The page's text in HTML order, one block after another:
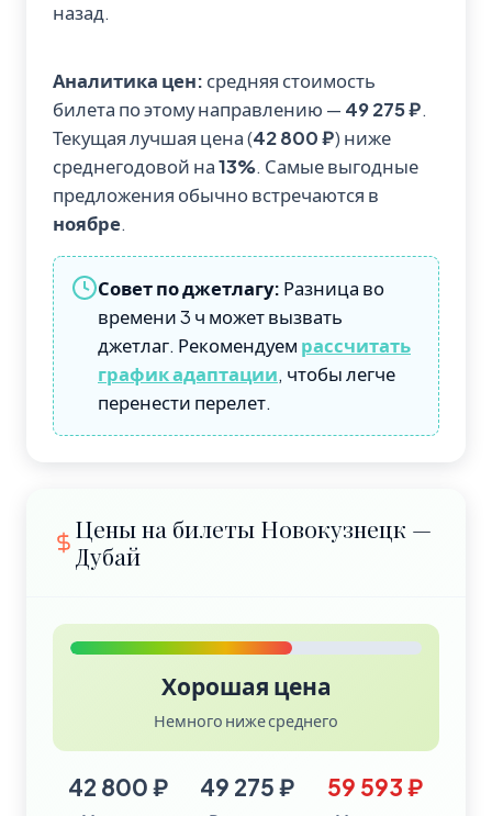
назад.
Аналитика цен: средняя стоимость
билета по этому направлению — 49 275 ₽.
Текущая лучшая цена (42 800 ₽) ниже
среднегодовой на13%. Самые выгодные
предложения обычно встречаются в
ноябре.
Совет по джетлагу: Разница во
времени 3 ч может вызвать
джетлаг. Рекомендуем рассчитать
график адаптации, чтобы легче
перенести перелет.
Цены на билеты Новокузнецк —
Дубай
Хорошая цена
Немного ниже среднего
42 800 ₽ 49 275 ₽ 59 593 ₽